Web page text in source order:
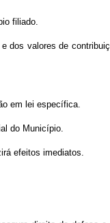
filiado.
dos valores de
em lei específica.
do Município.
efeitos imediatos.